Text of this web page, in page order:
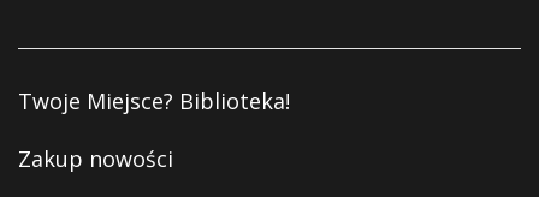
Twoje Miejsce? Biblioteka!
Zakup nowości